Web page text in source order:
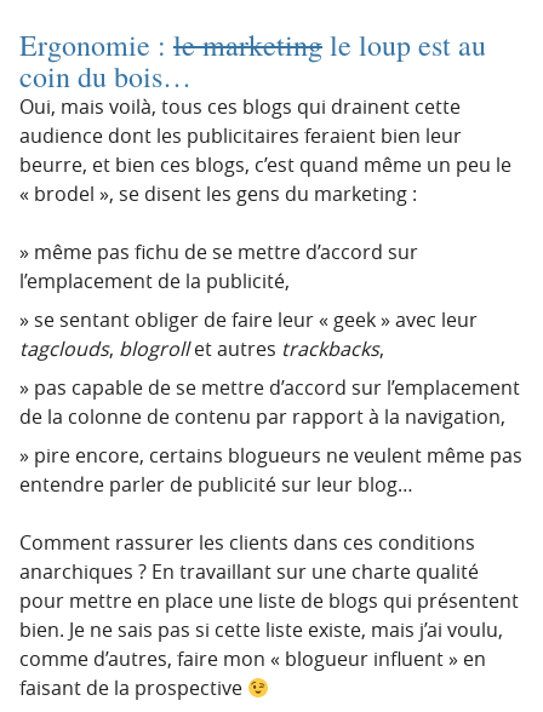
Ergonomie : le marketingle loup est au
coin du bois…
Oui, mais voilà, tous ces blogs qui drainent cette
audience dont les publicitaires feraient bien leur
beurre, et bien ces blogs, c’est quand même un peu le
« brodel », se disent les gens du marketing :
même pas fichu de se mettre d’accord sur
l’emplacement de la publicité,
se sentant obliger de faire leur « geek » avec leur
tagclouds, blogrollet autres trackbacks,
pas capable de se mettre d’accord sur l’emplacement
de la colonne de contenu par rapport à la navigation,
pire encore, certains blogueurs ne veulent même pas
entendre parler de publicité sur leur blog…
Comment rassurer les clients dans ces conditions
anarchiques ? En travaillant sur une charte qualité
pour mettre en place une liste de blogs qui présentent
bien. Je ne sais pas si cette liste existe, mais j’ai voulu,
comme d’autres, faire mon « blogueur influent » en
faisant de la prospective